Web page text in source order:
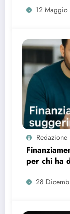
12
Redazione
per chi ha
28